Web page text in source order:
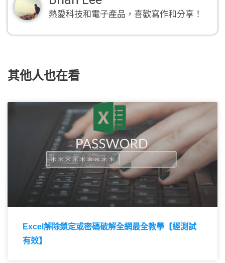
熱愛科技和電子產品，喜歡寫作和分享！
其他人也在看
Excel解除鎖定或密碼破解全網最全教學【經測試
有效】